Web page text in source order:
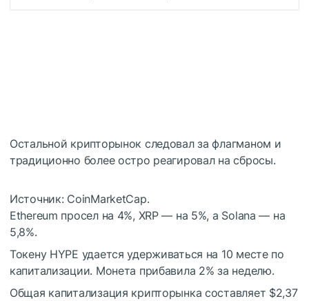
Остальной крипторынок следовал за флагманом и
традиционно более остро реагировал на сбросы.
Источник: CoinMarketCap.
Ethereum просел на 4%, XRP — на 5%, а Solana — на
5,8%.
Токену HYPE удается удерживаться на 10 месте по
капитализации. Монета прибавила 2% за неделю.
Общая капитализация крипторынка составляет $2,37